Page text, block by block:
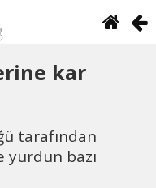
kar
tarafından
yurdun bazı